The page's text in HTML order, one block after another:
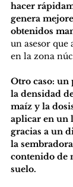
hacer
genera
obtenidos
un asesor
en la zona
Otro caso:
la densidad
maíz y la
aplicar en un
gracias a un
la
contenido de
suelo.